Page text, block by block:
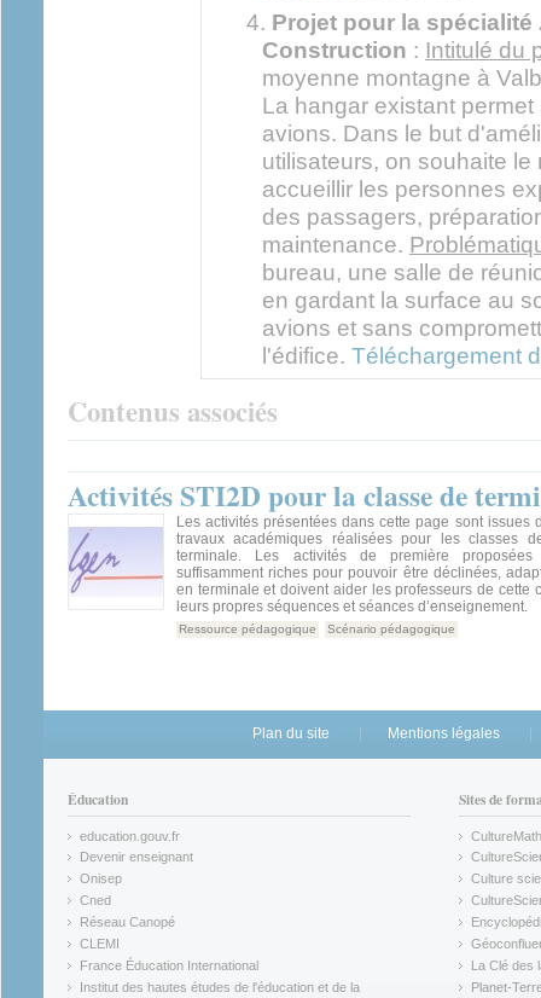
Projet pour la
Construction : Intitulé du
moyenne montagne à
La hangar existant
avions. Dans le but
utilisateurs, on souhaite
accueillir les personnes
des passagers,
maintenance.
bureau, une salle de
en gardant la surface au
avions et sans
l'édifice. Téléchargement
Contenus associés
Activités STI2D pour la classe de
Les activités présentées dans cette page sont issues
travaux académiques réalisées pour les classes
terminale. Les activités de première
suffisamment riches pour pouvoir être déclinées,
en terminale et doivent aider les professeurs de cette
leurs propres séquences et séances d’enseignement.
Ressource pédagogique Scénario pédagogique
Plan du site Mentions légales
Éducation
education.gouv.fr
(link is external)
Devenir enseignant
(link is external)
Onisep
(link is external)
Cned
(link is external)
Réseau Canopé
(link is external)
CLEMI
(link is external)
France Éducation International
(link is external)
Institut des hautes études de l'éducation et de la
Sites de
CultureMath
(link is
(link is
Culture
(link is
(link is
(link is
La Clé des
(link is
Planet-